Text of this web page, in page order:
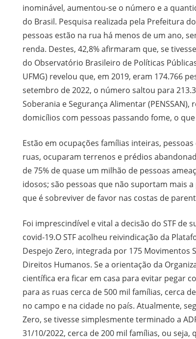
inominável, aumentou-se o número e a
do Brasil. Pesquisa realizada pela Prefeitura
pessoas estão na rua há menos de um ano,
renda. Destes, 42,8% afirmaram que, se
do Observatório Brasileiro de Políticas
UFMG) revelou que, em 2019, eram 174.766
setembro de 2022, o número saltou para
Soberania e Segurança Alimentar
domicílios com pessoas passando fome, o
Estão em ocupações famílias inteiras,
ruas, ocuparam terrenos e prédios
de 75% de quase um milhão de pessoas
idosos; são pessoas que não suportam mais
que é sobreviver de favor nas costas de
Foi imprescindível e vital a decisão do STF de
covid-19.O STF acolheu reivindicação da
Despejo Zero, integrada por 175 Movimentos
Direitos Humanos. Se a orientação da
científica era ficar em casa para evitar pegar
para as ruas cerca de 500 mil famílias, cerca
no campo e na cidade no país. Atualmente,
Zero, se tivesse simplesmente terminado a
31/10/2022, cerca de 200 mil famílias, ou